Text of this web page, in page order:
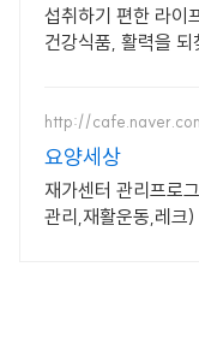
섭취하기 편한 라이
건강식품, 활력을
http://
요양세상
재가센터 관리프로
관리,재활운동,레크)